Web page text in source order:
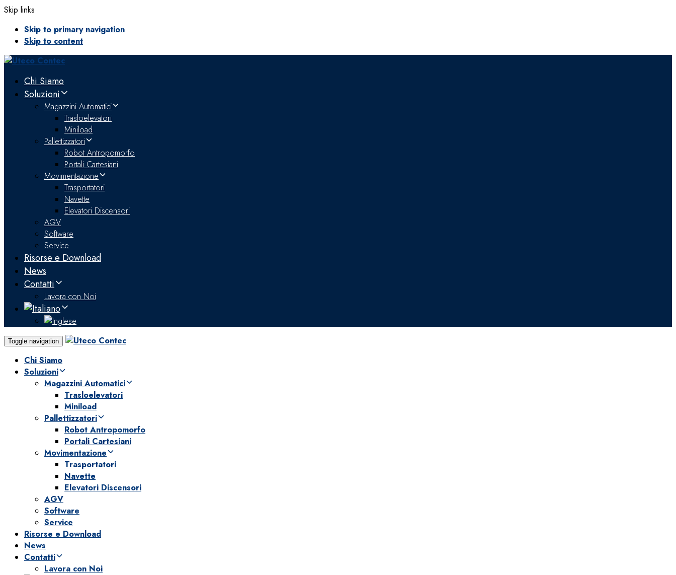
Skip links
Skip to primary navigation
Skip to content
Chi Siamo
Soluzioni
Magazzini Automatici
Trasloelevatori
Miniload
Pallettizzatori
Robot Antropomorfo
Portali Cartesiani
Movimentazione
Trasportatori
Navette
Elevatori Discensori
AGV
Software
Service
Risorse e Download
News
Contatti
Lavora con Noi
Toggle navigation
Chi Siamo
Soluzioni
Magazzini Automatici
Trasloelevatori
Miniload
Pallettizzatori
Robot Antropomorfo
Portali Cartesiani
Movimentazione
Trasportatori
Navette
Elevatori Discensori
AGV
Software
Service
Risorse e Download
News
Contatti
Lavora con Noi